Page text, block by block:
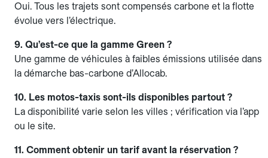
Oui. Tous les trajets sont compensés carbone et la flotte
évolue vers l’électrique.
9. Qu’est-ce que la gamme Green ?
Une gamme de véhicules à faibles émissions utilisée dans
la démarche bas-carbone d’Allocab.
10. Les motos-taxis sont-ils disponibles partout ?
La disponibilité varie selon les villes ; vérification via l’app
ou le site.
11. Comment obtenir un tarif avant la réservation ?